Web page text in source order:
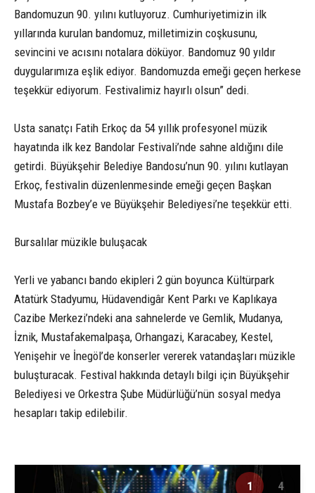
Bandomuzun 90. yılını kutluyoruz. Cumhuriyetimizin ilk
yıllarında kurulan bandomuz, milletimizin coşkusunu,
sevincini ve acısını notalara döküyor. Bandomuz 90 yıldır
duygularımıza eşlik ediyor. Bandomuzda emeği geçen herkese
teşekkür ediyorum. Festivalimiz hayırlı olsun” dedi.
Usta sanatçı Fatih Erkoç da 54 yıllık profesyonel müzik
hayatında ilk kez Bandolar Festivali’nde sahne aldığını dile
getirdi. Büyükşehir Belediye Bandosu’nun 90. yılını kutlayan
Erkoç, festivalin düzenlenmesinde emeği geçen Başkan
Mustafa Bozbey’e ve Büyükşehir Belediyesi’ne teşekkür etti.
Bursalılar müzikle buluşacak
Yerli ve yabancı bando ekipleri 2 gün boyunca Kültürpark
Atatürk Stadyumu, Hüdavendigâr Kent Parkı ve Kaplıkaya
Cazibe Merkezi’ndeki ana sahnelerde ve Gemlik, Mudanya,
İznik, Mustafakemalpaşa, Orhangazi, Karacabey, Kestel,
Yenişehir ve İnegöl’de konserler vererek vatandaşları müzikle
buluşturacak. Festival hakkında detaylı bilgi için Büyükşehir
Belediyesi ve Orkestra Şube Müdürlüğü’nün sosyal medya
hesapları takip edilebilir.
1 4